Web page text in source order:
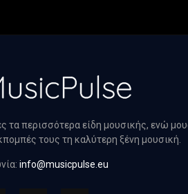
τα περισσότερα είδη μουσικής, ενώ
τους τη καλύτερη ξένη μουσική.
info@musicpulse.eu